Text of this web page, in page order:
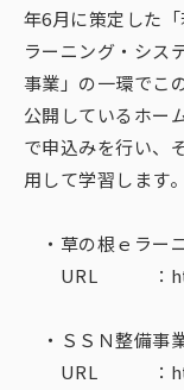
年6月に策定した
ラーニング・シス
事業」の一環でこ
公開しているホー
で申込みを行い、
用して学習します。
・草の根ｅラー
URL ：
・ＳＳＮ整備事
URL ：